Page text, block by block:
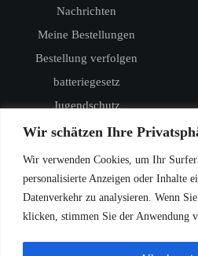
Wir schätzen Ihre
Wir verwenden Cookies, um Ihr
personalisierte Anzeigen oder Inhalte
Datenverkehr zu analysieren. Wenn
klicken, stimmen Sie der Anwendung
Nachrichten
Meine Bestellungen
Bestellung verfolgen
batteriegesetz
Jugendschutz
RandM Digital Box 12000
RandM Tornado 15000
Vozol Star 20000
Vozol Star 40000